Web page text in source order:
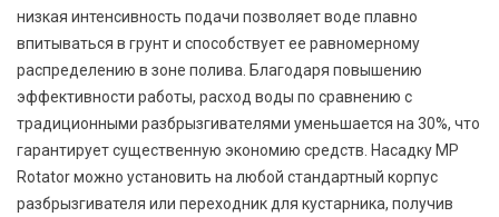
низкая интенсивность подачи позволяет воде плавно
впитываться в грунт и способствует ее равномерному
распределению в зоне полива. Благодаря повышению
эффективности работы, расход воды по сравнению с
традиционными разбрызгивателями уменьшается на 30%, что
гарантирует существенную экономию средств. Насадку MP
Rotator можно установить на любой стандартный корпус
разбрызгивателя или переходник для кустарника, получив